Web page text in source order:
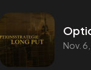
Nov.